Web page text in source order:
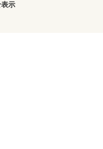
示